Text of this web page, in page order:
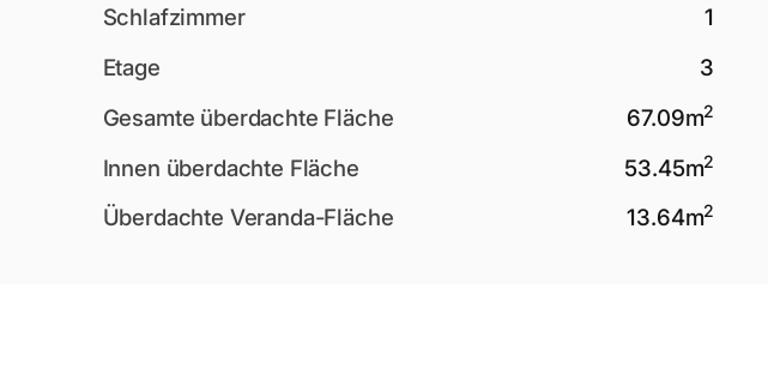
Schlafzimmer
1
Etage
3
Gesamte überdachte Fläche
67.09m2
Innen überdachte Fläche 53.45m2
Überdachte Veranda-Fläche 13.64m2